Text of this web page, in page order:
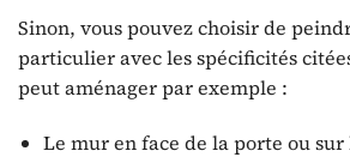
Sinon, vous pouvez choisir de
particulier avec les spécificités
peut aménager par exemple :
Le mur en face de la porte ou sur